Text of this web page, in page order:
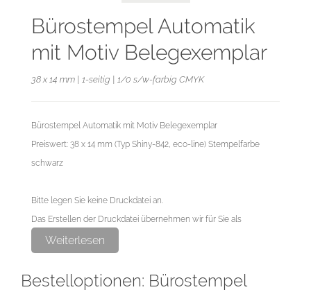
Bürostempel Automatik
mit Motiv Belegexemplar
38 x 14 mm | 1-seitig | 1/0 s/w-farbig CMYK
Bürostempel Automatik mit Motiv Belegexemplar
Preiswert: 38 x 14 mm (Typ Shiny-842, eco-line) Stempelfarbe
schwarz
Bitte legen Sie keine Druckdatei an.
Das Erstellen der Druckdatei übernehmen wir für Sie als
exklusiven Service.
Weiterlesen
Bestelloptionen: Bürostempel